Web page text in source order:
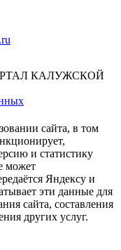
КАЛУЖСКОЙ
сайта, в том
и статистику
может
Яндексу и
эти данные для
сайта, составления
других услуг.